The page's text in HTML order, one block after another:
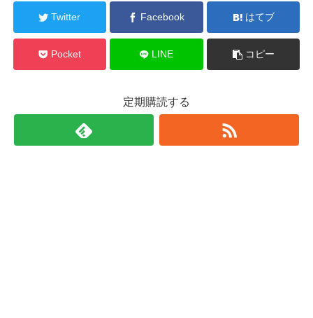
Twitter Facebook はてブ
Pocket LINE コピー
定期購読する